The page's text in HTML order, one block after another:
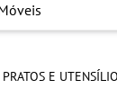
PRATOS E